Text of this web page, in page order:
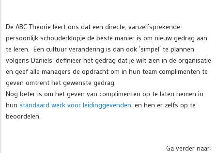
De ABC Theorie leert ons dat een directe, vanzelfsprekende
persoonlijk schouderklopje de beste manier is om nieuw gedrag aan
te leren. Een cultuur verandering is dan ook ´simpel´ te plannen
volgens Daniels: definieer het gedrag dat je wilt zien in de organisatie
en geef alle managers de opdracht om in hun team complimenten te
geven omtrent het gewenste gedrag.
Nog beter is om het geven van complimenten op te laten nemen in
hun standaard werk voor leidinggevenden , en hen er zelfs op te
beoordelen.
Ga verder naar: